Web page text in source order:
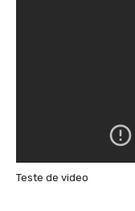
Teste de video